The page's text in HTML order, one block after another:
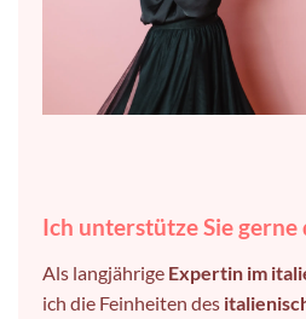
Ich unterstütze Sie gerne
Als langjährige Expertin im
ich die Feinheiten des